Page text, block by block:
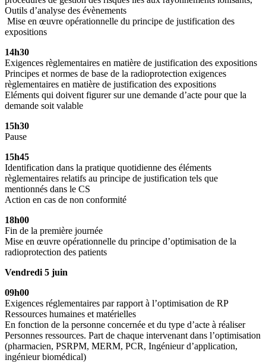
Outils d’analyse des évènements
Mise en œuvre opérationnelle du principe de justification des
expositions
14h30
Exigences règlementaires en matière de justification des expositions
Principes et normes de base de la radioprotection exigences
règlementaires en matière de justification des expositions
Eléments qui doivent figurer sur une demande d’acte pour que la
demande soit valable
15h30
Pause
15h45
Identification dans la pratique quotidienne des éléments
règlementaires relatifs au principe de justification tels que
mentionnés dans le CS
Action en cas de non conformité
18h00
Fin de la première journée
Mise en œuvre opérationnelle du principe d’optimisation de la
radioprotection des patients
Vendredi 5 juin
09h00
Exigences réglementaires par rapport à l’optimisation de RP
Ressources humaines et matérielles
En fonction de la personne concernée et du type d’acte à réaliser
Personnes ressources. Part de chaque intervenant dans l’optimisation
(pharmacien, PSRPM, MERM, PCR, Ingénieur d’application,
ingénieur biomédical)